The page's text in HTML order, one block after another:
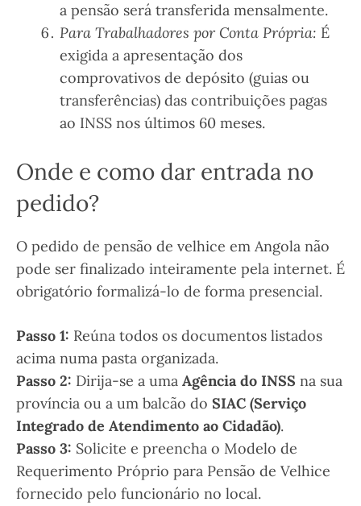
a pensão será transferida mensalmente.
Para Trabalhadores por Conta Própria: É
exigida a apresentação dos
comprovativos de depósito (guias ou
transferências) das contribuições pagas
ao INSS nos últimos 60 meses.
Onde e como dar entrada no
pedido?
O pedido de pensão de velhice em Angola não
pode ser finalizado inteiramente pela internet. É
obrigatório formalizá-lo de forma presencial.
Passo 1: Reúna todos os documentos listados
acima numa pasta organizada.
Passo 2: Dirija-se a uma Agência do INSS na sua
província ou a um balcão do SIAC (Serviço
Integrado de Atendimento ao Cidadão).
Passo 3: Solicite e preencha o Modelo de
Requerimento Próprio para Pensão de Velhice
fornecido pelo funcionário no local.